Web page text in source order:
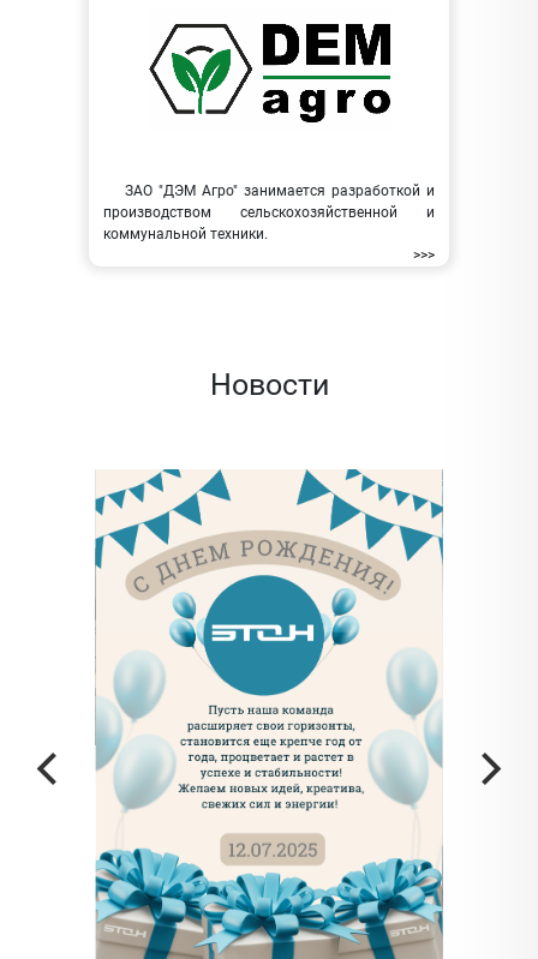
ЗАО "ДЭМ Агро" занимается разработкой и
производством сельскохозяйственной и
коммунальной техники.
>>>
Новости